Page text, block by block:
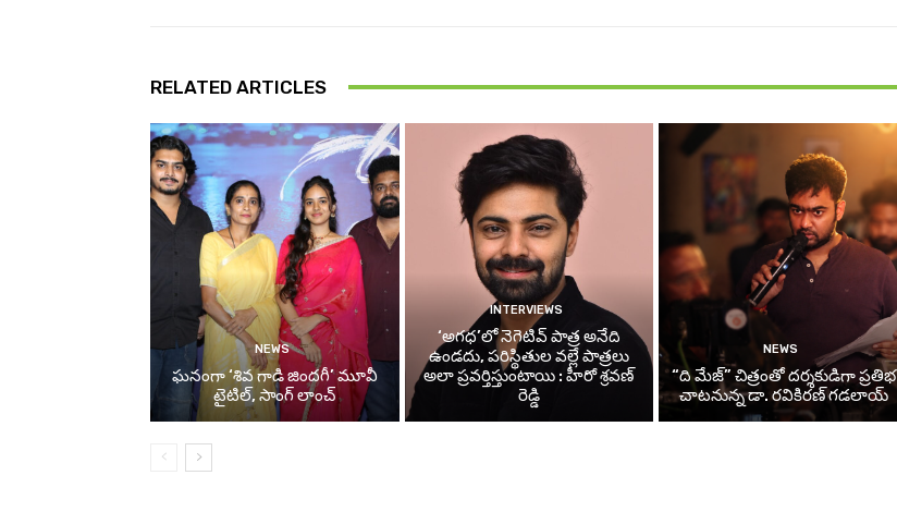
RELATED ARTICLES
NEWS
ఘనంగా ‘శివ గాడి జింద‌గీ’ మూవీ
టైటిల్, సాంగ్ లాంచ్
INTERVIEWS
‘అగధ’లో నెగెటివ్ పాత్ర అనేది
ఉండదు, పరిస్థితుల వల్లే పాత్రలు
అలా ప్రవర్తిస్తుంటాయి : హీరో శ్రవణ్
రెడ్డి
NEWS
“ది మేజ్” చిత్రంతో దర్శకుడిగా ప్రతిభ
చాటనున్న డా. రవికిరణ్ గడలాయ్